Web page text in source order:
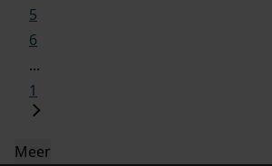
5
6
...
1
Meer